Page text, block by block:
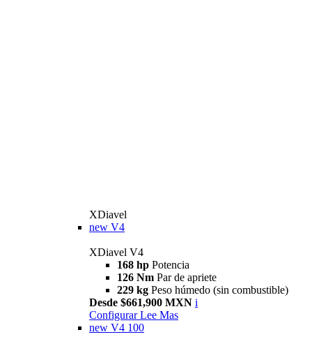
XDiavel
new V4
XDiavel V4
168 hp Potencia
126 Nm Par de apriete
229 kg Peso húmedo (sin combustible)
Desde $661,900 MXN i
Configurar Lee Mas
new V4 100